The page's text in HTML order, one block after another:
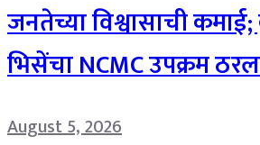
जनतेच्या विश्वासाची
भिसेंचा NCMC उपक्रम
August 5, 2026